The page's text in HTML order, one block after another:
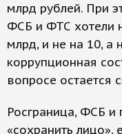
млрд рублей. При
ФСБ и ФТС хотели
млрд, и не на 10, а
коррупционная
вопросе остается
Росграница, ФСБ и
«сохранить лицо»,